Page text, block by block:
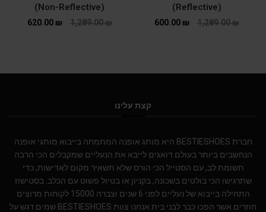
(Reflective)
1,289.00₪
600.00 ₪
(Non-Reflective)
1,289.00₪
620.00 ₪
קצת עלינו
חברת BESTIESHOES היא מותג אופנה המתמחה בייבוא מותגי אופנה
הנחשבים ביותר בעולם.דואגים לייבא את הנעליים שמקבלים הכי הרבה
תשומת לב, עם הסטייל הכי הורס שלא תשאיר מקום לאדישות, כדי
שתרגישו הכי בולטים בשכונה, בקניון או בטיול פשוט עם הכלב. בסטישוז
התחילה בייבוא של נעליים לפני 6 שנים וצברה 15000 לקוחות מרוצים
חוזרים אשר הפכו כבר לבני בית.אנחנו צוות BESTIESHOES שמים דגש על